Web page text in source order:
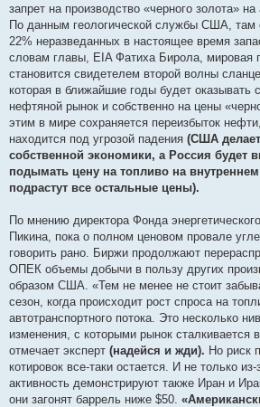
запрет на производство «черного золота»
По данным геологической службы США, там
22% неразведанных в настоящее время
словам главы, EIA Фатиха Бирола, мировая
становится свидетелем второй волны
которая в ближайшие годы будет оказывать
нефтяной рынок и собственно на цены
этим в мире сохраняется переизбыток
находится под угрозой падения (США
собственной экономики, а Россия будет
подымать цену на топливо на
подрастут все остальные цены).
По мнению директора Фонда
Пикина, пока о полном ценовом провале
говорить рано. Биржи продолжают
ОПЕК объемы добычи в пользу других
образом США. «Тем не менее не стоит
сезон, когда происходит рост спроса на
автотранспортного потока. Это несколько
изменения, с которыми рынок
отмечает эксперт (надейся и жди). Но риск
котировок все-таки остается. И не только
активность демонстрируют также Иран и
они загонят баррель ниже $50.